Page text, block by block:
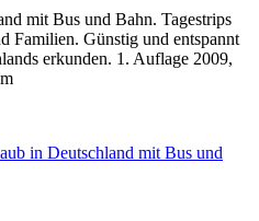
mit Bus und Bahn. Tagestrips
Familien. Günstig und entspannt
erkunden. 1. Auflage 2009,